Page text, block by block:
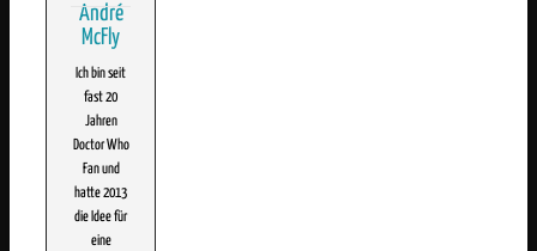
André
McFly
Ich bin seit
fast 20
Jahren
Doctor Who
Fan und
hatte 2013
die Idee für
eine